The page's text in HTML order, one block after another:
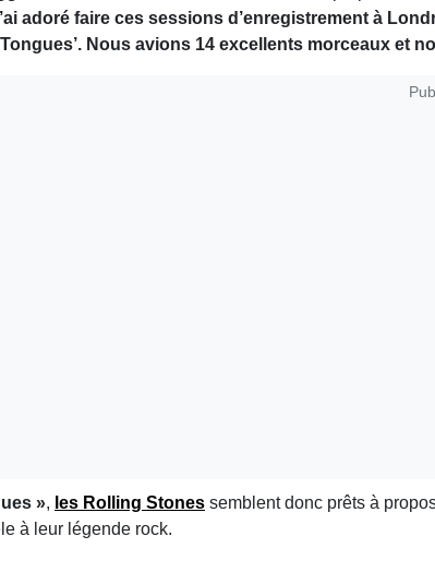
adoré faire ces sessions d’enregistrement à
Nous avions 14 excellents morceaux et
», les Rolling Stones semblent donc prêts à
à leur légende rock.